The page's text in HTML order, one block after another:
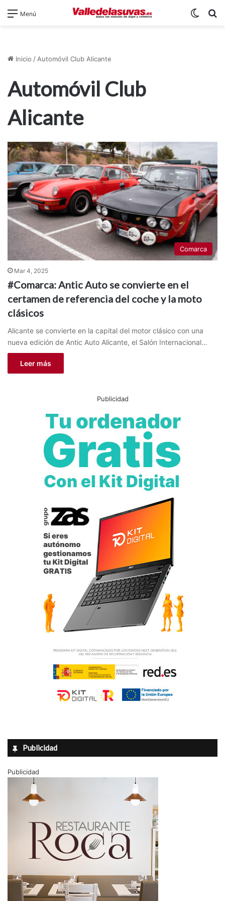
Menú
Inicio / Automóvil Club Alicante
Automóvil Club
Alicante
Comarca
Mar 4, 2025
#Comarca: Antic Auto se convierte en el
certamen de referencia del coche y la moto
clásicos
Alicante se convierte en la capital del motor clásico con una
nueva edición de Antic Auto Alicante, el Salón Internacional…
Leer más
Publicidad
Publicidad
Publicidad